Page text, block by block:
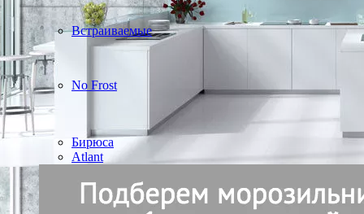
Встраиваемые
No Frost
Бирюса
Atlant